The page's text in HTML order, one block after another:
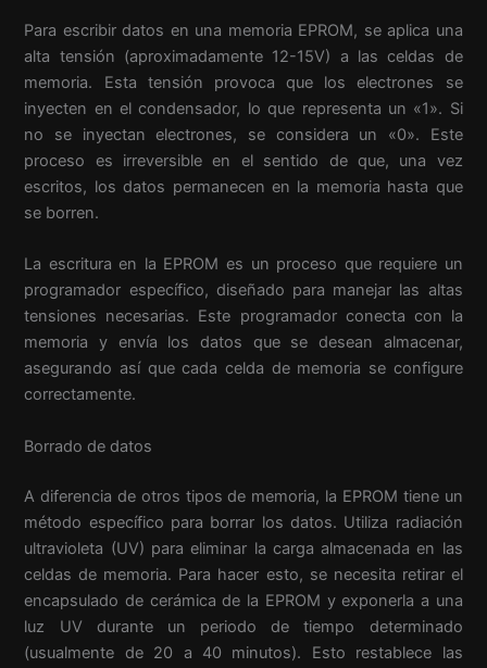
Para escribir datos en una memoria EPROM, se aplica una
alta tensión (aproximadamente 12-15V) a las celdas de
memoria. Esta tensión provoca que los electrones se
inyecten en el condensador, lo que representa un «1». Si
no se inyectan electrones, se considera un «0». Este
proceso es irreversible en el sentido de que, una vez
escritos, los datos permanecen en la memoria hasta que
se borren.
La escritura en la EPROM es un proceso que requiere un
programador específico, diseñado para manejar las altas
tensiones necesarias. Este programador conecta con la
memoria y envía los datos que se desean almacenar,
asegurando así que cada celda de memoria se configure
correctamente.
Borrado de datos
A diferencia de otros tipos de memoria, la EPROM tiene un
método específico para borrar los datos. Utiliza radiación
ultravioleta (UV) para eliminar la carga almacenada en las
celdas de memoria. Para hacer esto, se necesita retirar el
encapsulado de cerámica de la EPROM y exponerla a una
luz UV durante un periodo de tiempo determinado
(usualmente de 20 a 40 minutos). Esto restablece las